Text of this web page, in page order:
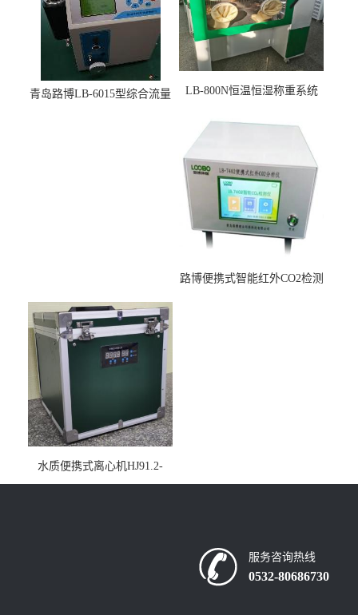
青岛路博LB-6015型综合流量
LB-800N恒温恒湿称重系统
路博便携式智能红外CO2检测
水质便携式离心机HJ91.2-
2022地表水总磷监测内置有
服务咨询热线
0532-80686730